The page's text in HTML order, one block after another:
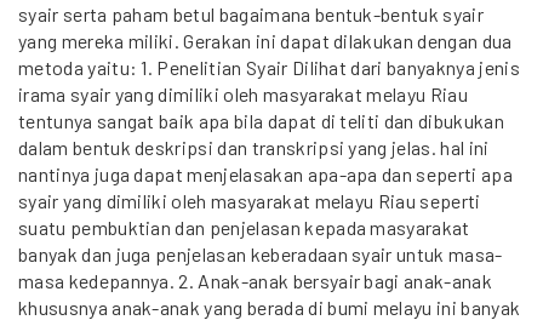
syair serta paham betul bagaimana bentuk-bentuk syair
yang mereka miliki. Gerakan ini dapat dilakukan dengan dua
metoda yaitu: 1. Penelitian Syair Dilihat dari banyaknya jenis
irama syair yang dimiliki oleh masyarakat melayu Riau
tentunya sangat baik apa bila dapat di teliti dan dibukukan
dalam bentuk deskripsi dan transkripsi yang jelas. hal ini
nantinya juga dapat menjelasakan apa-apa dan seperti apa
syair yang dimiliki oleh masyarakat melayu Riau seperti
suatu pembuktian dan penjelasan kepada masyarakat
banyak dan juga penjelasan keberadaan syair untuk masa-
masa kedepannya. 2. Anak-anak bersyair bagi anak-anak
khususnya anak-anak yang berada di bumi melayu ini banyak